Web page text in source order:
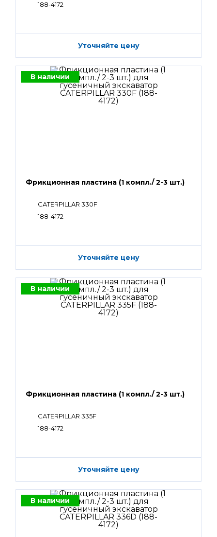
188-4172
Уточняйте цену
В наличии
Фрикционная пластина (1 компл./ 2-3 шт.)
CATERPILLAR 330F
188-4172
Уточняйте цену
В наличии
Фрикционная пластина (1 компл./ 2-3 шт.)
CATERPILLAR 335F
188-4172
Уточняйте цену
В наличии